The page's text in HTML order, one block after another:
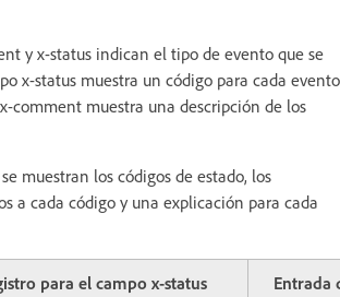
y x-status indican el tipo de evento que se
x-status muestra un código para cada evento
comment muestra una descripción de los
muestran los códigos de estado, los
a cada código y una explicación para cada
para el campo x-status
Entrada